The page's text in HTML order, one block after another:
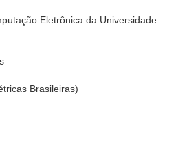
Eletrônica da Universidade
Brasileiras)